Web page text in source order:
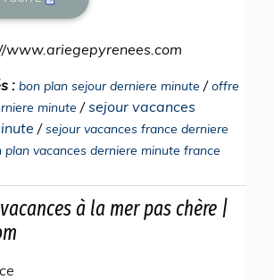
www.ariegepyrenees.com
: bon plan sejour derniere minute /offre
minute /sejour vacances
/sejour vacances france derniere
plan vacances derniere minute france
à la mer pas chère |